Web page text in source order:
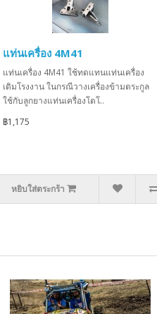
แท่นเครื่อง 4M41
แท่นเครื่อง 4M41 ใช้ทดแทนแท่นเครื่อง
เดิมโรงงาน ในกรณีวางเครื่องข้ามตระกูล
ใช้กับลูกยางแท่นเครื่องโตโ..
฿1,175
หยิบใส่ตระกร้า